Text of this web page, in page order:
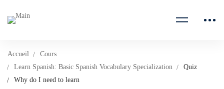
Accueil
Cours
Learn Spanish: Basic Spanish Vocabulary Specialization
Quiz
Why do I need to learn